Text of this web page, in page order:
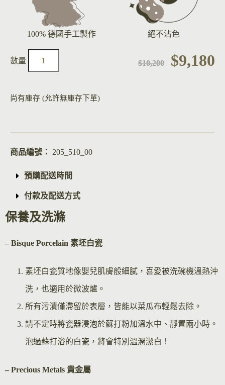
100% 德國手工製作 絕不沾色
$10,200 $9,180
尚有庫存 (允許無庫存下單)
商品編號： 205_510_00
預購配送時間
付款及配送方式
保養及洗滌
– Bisque Porcelain 素坯白瓷
素坯白瓷質地像嬰兒肌膚般細膩，喜愛被洗碗機溫熱沖
洗，也適用於微波爐。
所有污漬僅滯留於表層，皆能以菜瓜布輕鬆去除。
請不定時將瓷器浸泡於蘇打粉加溫水中、靜置兩小時。
泡過蘇打浴的白瓷，將會特別溫潤潔白！
– Precious Metals 貴金屬